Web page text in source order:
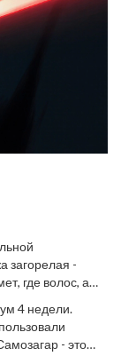
загорелая -
где волос, а
остаться на
4 недели.
- это